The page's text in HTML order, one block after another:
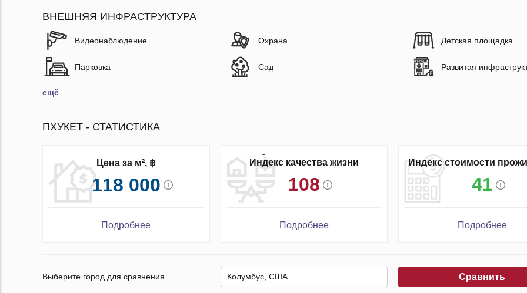
ВНЕШНЯЯ ИНФРАСТРУКТУРА
Видеонаблюдение Охрана Детская площадка
Парковка Сад Развитая
ещё
ПХУКЕТ - СТАТИСТИКА
Цена за м², ฿
118 000
Подробнее
Индекс качества жизни
108
Подробнее
Индекс стоимости
41
Подробнее
Выберите город для сравнения Сравнить